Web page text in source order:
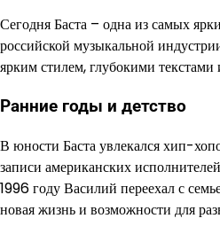
Сегодня Баста – одна из самых
российской музыкальной
ярким стилем, глубокими текстами
Ранние годы и детство
В юности Баста увлекался хип-
записи американских
1996 году Василий переехал с
новая жизнь и возможности для